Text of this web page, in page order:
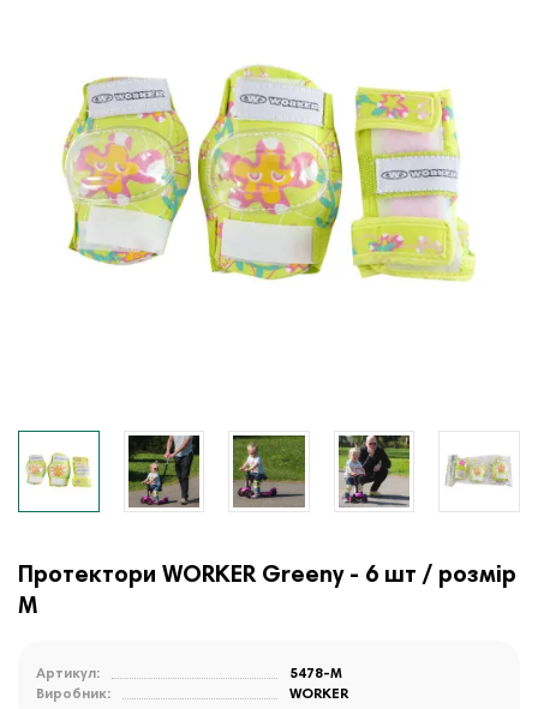
Протектори WORKER Greeny - 6 шт / розмір
М
Артикул:
5478-M
Виробник:
WORKER